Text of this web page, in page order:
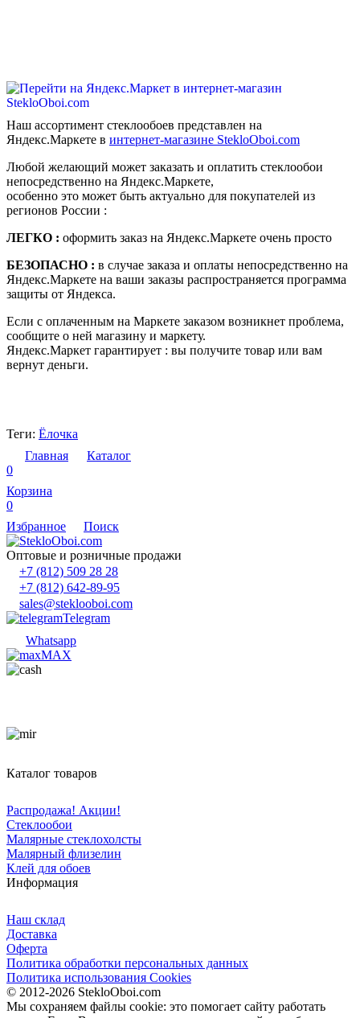
Наш ассортимент стеклообоев представлен на
Яндекс.Маркете в интернет-магазине StekloОboi.com
Любой желающий может заказать и оплатить стеклообои
непосредственно на Яндекс.Маркете,
особенно это может быть актуально для покупателей из
регионов России :
ЛЕГКО : оформить заказ на Яндекс.Маркете очень просто
БЕЗОПАСНО : в случае заказа и оплаты непосредственно на
Яндекс.Маркете на ваши заказы распространяется программа
защиты от Яндекса.
Если с оплаченным на Маркете заказом возникнет проблема,
сообщите о ней магазину и маркету.
Яндекс.Маркет гарантирует : вы получите товар или вам
вернут деньги.
Теги: Ёлочка
Главная
Каталог
0
Корзина
0
Избранное
Поиск
Оптовые и розничные продажи
+7 (812) 509 28 28
+7 (812) 642-89-95
sales@steklooboi.com
Telegram
Whatsapp
MAX
Каталог товаров
Распродажа! Акции!
Стеклообои
Малярные стеклохолсты
Малярный флизелин
Клей для обоев
Информация
Наш склад
Доставка
Оферта
Политика обработки персональных данных
Политика использования Cookies
© 2012-2026 StekloOboi.com
Мы сохраняем файлы cookie: это помогает сайту работать